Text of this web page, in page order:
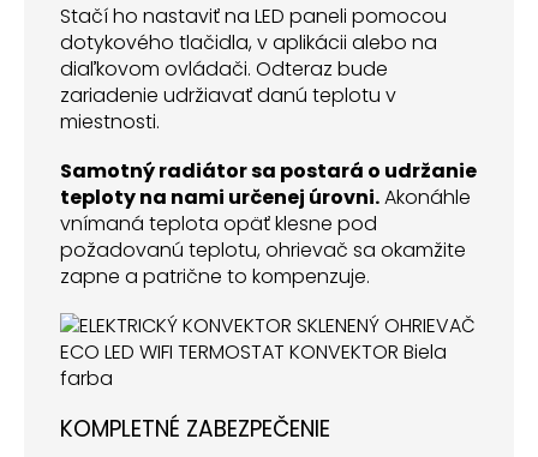
Stačí ho nastaviť na LED paneli pomocou
dotykového tlačidla, v aplikácii alebo na
diaľkovom ovládači. Odteraz bude
zariadenie udržiavať danú teplotu v
miestnosti.
Samotný radiátor sa postará o udržanie
teploty na nami určenej úrovni.Akonáhle
vnímaná teplota opäť klesne pod
požadovanú teplotu, ohrievač sa okamžite
zapne a patrične to kompenzuje.
KOMPLETNÉ ZABEZPEČENIE